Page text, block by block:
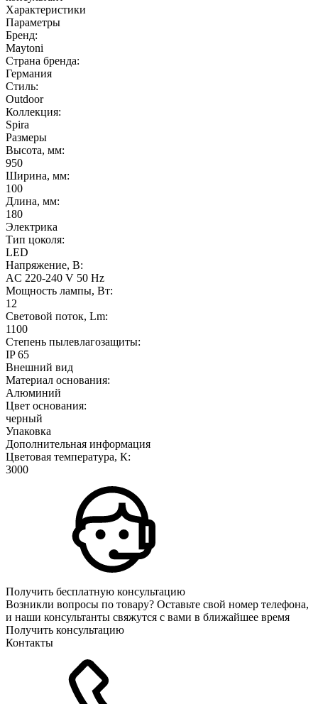
Характеристики
Параметры
Бренд:
Maytoni
Страна бренда:
Германия
Стиль:
Outdoor
Коллекция:
Spira
Размеры
Высота, мм:
950
Ширина, мм:
100
Длина, мм:
180
Электрика
Тип цоколя:
LED
Напряжение, В:
AC 220-240 V 50 Hz
Мощность лампы, Вт:
12
Световой поток, Lm:
1100
Степень пылевлагозащиты:
IP 65
Внешний вид
Материал основания:
Алюминий
Цвет основания:
черный
Упаковка
Дополнительная информация
Цветовая температура, К:
3000
Получить бесплатную консультацию
Возникли вопросы по товару? Оставьте свой номер телефона,
и наши консультанты свяжутся с вами в ближайшее время
Получить консультацию
Контакты